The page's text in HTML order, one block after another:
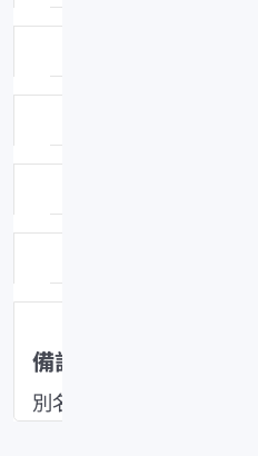
備註
別名：條紋鰻鯰